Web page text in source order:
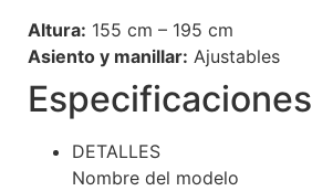
Altura: 155 cm – 195 cm
Asiento y manillar: Ajustables
Especificaciones
DETALLES
Nombre del modelo